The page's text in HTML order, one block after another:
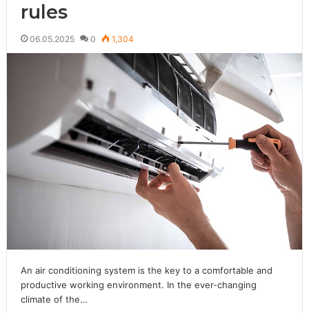
rules
06.05.2025 0 1,304
An air conditioning system is the key to a comfortable and
productive working environment. In the ever-changing
climate of the…